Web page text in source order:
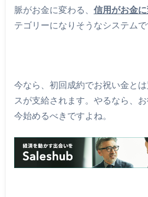
脈がお金に変わる、 信用がお金
テゴリーになりそうなシステムで
今なら、初回成約でお祝い金と
スが支給されます。やるなら、
今始めるべきですよね。